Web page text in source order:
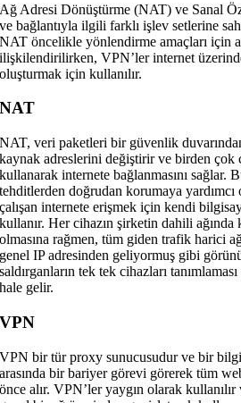
Ağ Adresi Dönüştürme (NAT) ve Sanal
ve bağlantıyla ilgili farklı işlev setlerine
NAT öncelikle yönlendirme amaçları için
ilişkilendirilirken, VPN’ler internet
oluşturmak için kullanılır.
NAT
NAT, veri paketleri bir güvenlik
kaynak adreslerini değiştirir ve birden çok
kullanarak internete bağlanmasını sağlar.
tehditlerden doğrudan korumaya
çalışan internete erişmek için kendi
kullanır. Her cihazın şirketin dahili ağında
olmasına rağmen, tüm giden trafik harici
genel IP adresinden geliyormuş gibi
saldırganların tek tek cihazları
hale gelir.
VPN
VPN bir tür proxy sunucusudur ve bir
arasında bir bariyer görevi görerek tüm
önce alır. VPN’ler yaygın olarak